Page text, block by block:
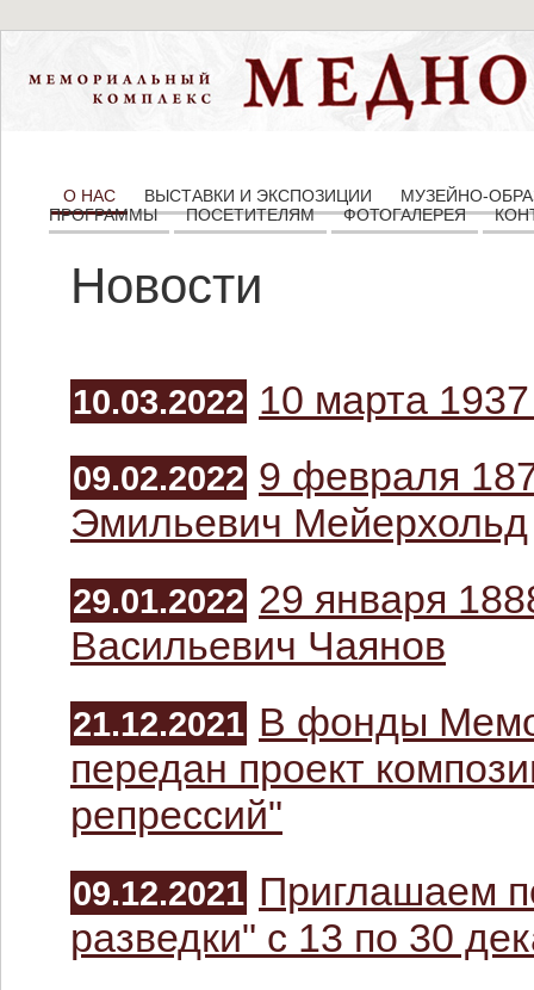
О НАС ВЫСТАВКИ И ЭКСПОЗИЦИИ
МУЗЕЙНО-
ПРОГРАММЫ
ПОСЕТИТЕЛЯМ ФОТОГАЛЕРЕЯ
Новости
10.03.2022 10 марта
09.02.2022 9 февраля
Эмильевич Мейерхольд
29.01.2022 29 января
Васильевич Чаянов
21.12.2021 В фонды
передан проект
репрессий"
09.12.2021 Приглашаем
разведки" с 13 по 30